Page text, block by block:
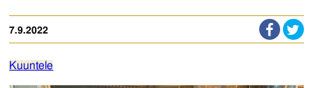
Hautausmaa
Yhteystiedot
7.9.2022
Kuuntele